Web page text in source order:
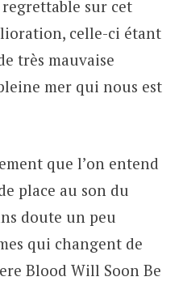
sur cet
celle-ci étant
très mauvaise
mer qui nous est
que l’on entend
place au son du
doute un peu
qui changent de
Blood Will Soon Be